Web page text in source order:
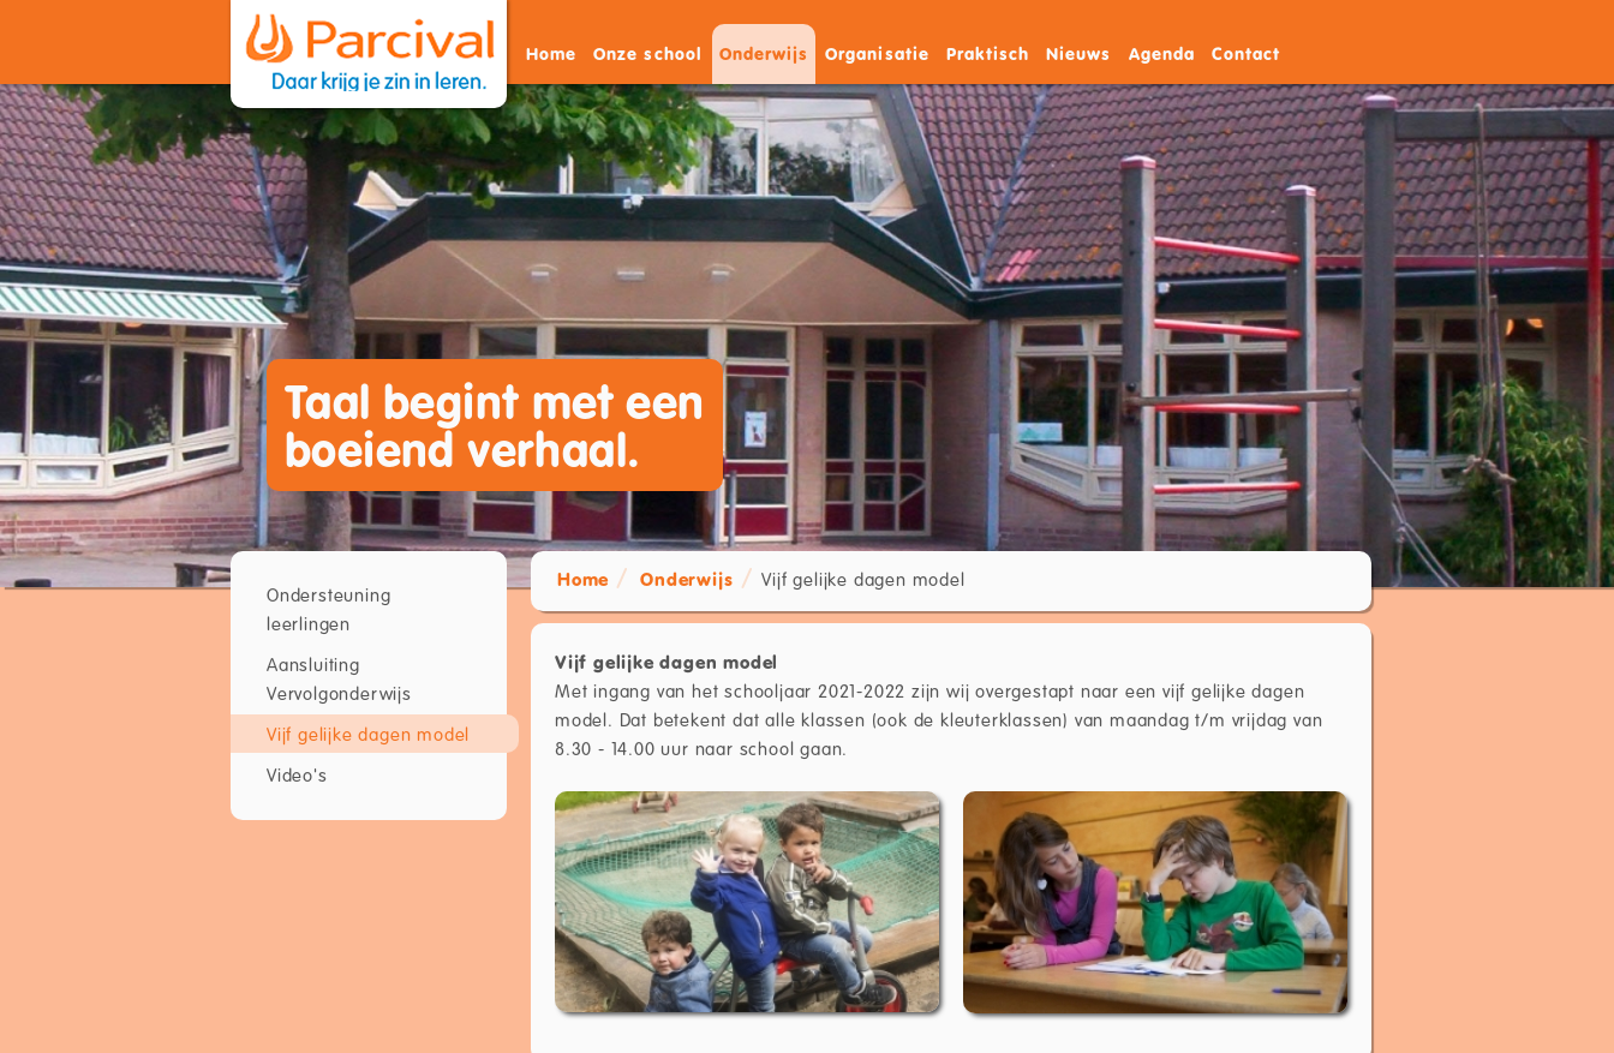
Home Onze school Onderwijs Organisatie Praktisch Nieuws Agenda Contact
Taal begint met een
boeiend verhaal.
Home Onderwijs Vijf gelijke dagen model
Vijf gelijke dagen model
Met ingang van het schooljaar 2021-2022 zijn wij overgestapt naar een vijf gelijke dagen
model. Dat betekent dat alle klassen (ook de kleuterklassen) van maandag t/m vrijdag van
8.30 - 14.00 uur naar school gaan.
Ondersteuning
leerlingen
Aansluiting
Vervolgonderwijs
Vijf gelijke dagen model
Video's